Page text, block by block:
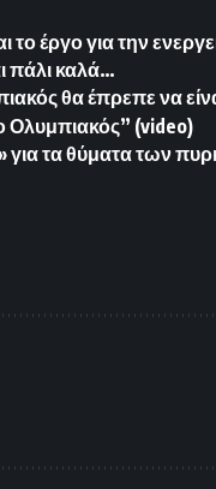
έργο για την
πάλι καλά…
θα έπρεπε να
(video)
τα θύματα των